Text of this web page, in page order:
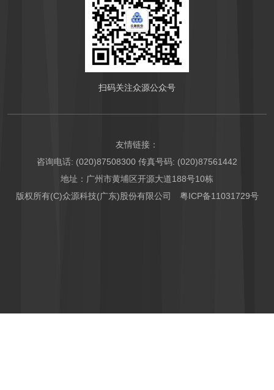
扫码关注众源公众号
友情链接：
咨询电话: (020)87508300 传真号码: (020)87561442
地址：广州市黄埔区开源大道188号10栋
版权所有(C)众源科技(广东)股份有限公司 粤ICP备11031729号